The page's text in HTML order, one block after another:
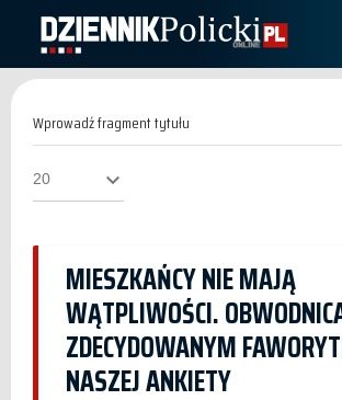
Wprowadź
fragment
tytułu
Pokaż
#
MIESZKAŃCY NIE MAJĄ
WĄTPLIWOŚCI.
ZDECYDOWANYM
NASZEJ ANKIETY